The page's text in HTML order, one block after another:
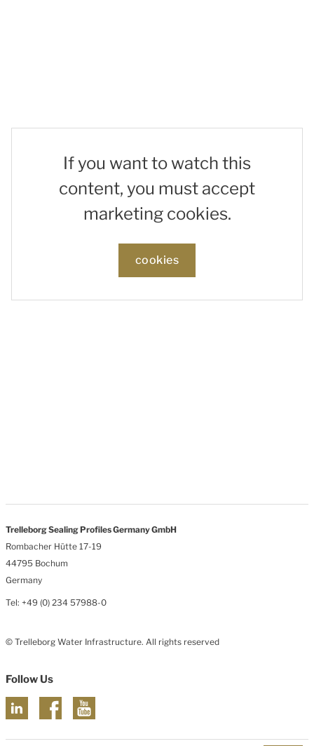
If you want to watch this
content, you must accept
marketing cookies.
cookies
Trelleborg Sealing Profiles Germany GmbH
Rombacher Hütte 17-19
44795 Bochum
Germany
Tel: +49 (0) 234 57988-0
© Trelleborg Water Infrastructure. All rights reserved
Follow Us